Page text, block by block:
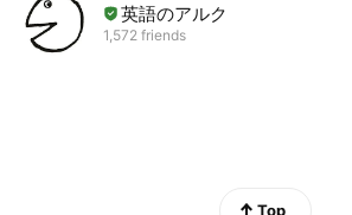
英語のアルク
1,572 friends
Top